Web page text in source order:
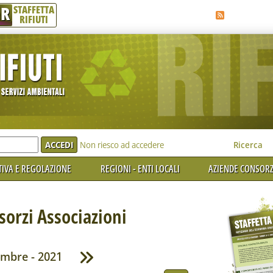
R STAFFETTA
RIFIUTI
Non riesco ad accedere Ricerca
E REGOLAZIONE REGIONI - ENTI LOCALI AZIENDE
Associazioni
- 2021